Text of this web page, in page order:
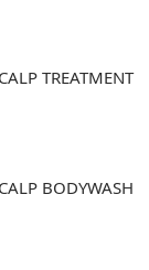
TREATMENT
BODYWASH